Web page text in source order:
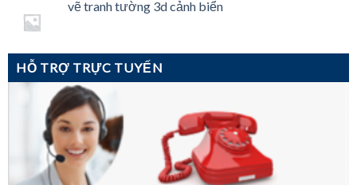
vẽ tranh tường 3d cảnh biển
HỖ TRỢ TRỰC TUYẾN